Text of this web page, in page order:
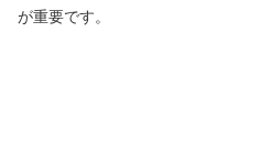
が重要です。